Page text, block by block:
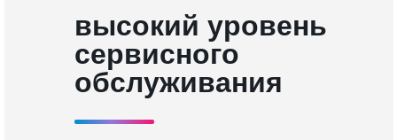
высокий уровень
сервисного
обслуживания